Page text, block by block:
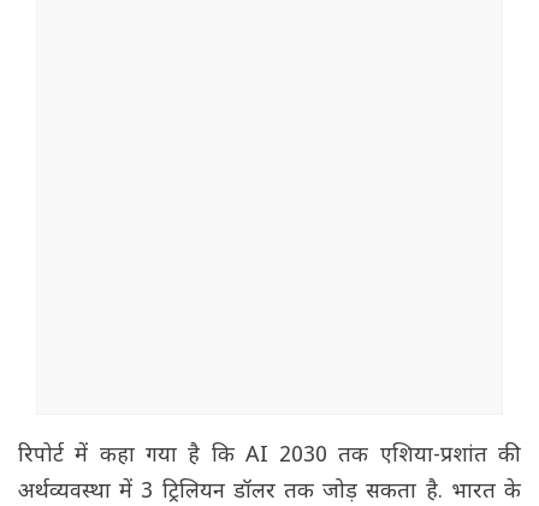
रिपोर्ट में कहा गया है कि AI 2030 तक एशिया-प्रशांत की
अर्थव्यवस्था में 3 ट्रिलियन डॉलर तक जोड़ सकता है. भारत के